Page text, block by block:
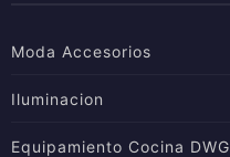
Moda Accesorios
Iluminacion
Equipamiento Cocina DWG